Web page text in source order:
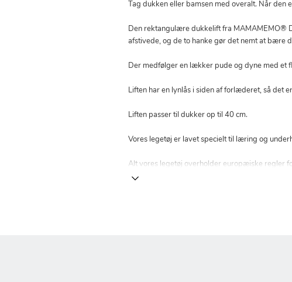
Tag dukken eller bamsen med overalt. Når
Den rektangulære dukkelift fra MAMAMEMO®
afstivede, og de to hanke gør det nemt at bære
Der medfølger en lækker pude og dyne med et
Liften har en lynlås i siden af forlæderet, så det
Liften passer til dukker op til 40 cm.
Vores legetøj er lavet specielt til læring og
Alt vores legetøj overholder europæiske regler